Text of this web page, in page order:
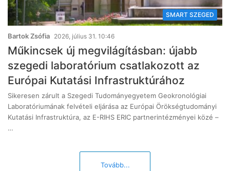
SMART SZEGED
Bartok Zsófia 2026, július 31. 10:46
Műkincsek új megvilágításban: újabb
szegedi laboratórium csatlakozott az
Európai Kutatási Infrastruktúrához
Sikeresen zárult a Szegedi Tudományegyetem Geokronológiai
Laboratóriumának felvételi eljárása az Európai Örökségtudományi
Kutatási Infrastruktúra, az E-RIHS ERIC partnerintézményei közé –
…
Tovább...